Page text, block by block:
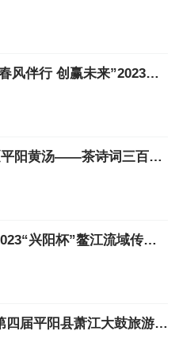
直播回放 | “春风伴行 创赢未来”2023年平阳县重点群体创新创业大赛
直播回放 |《平阳黄汤——茶诗词三百首》新书首发仪式
直播回放丨2023“兴阳杯”鳌江流域传统南拳邀请赛
直播回放丨第四届平阳县萧江大鼓旅游文化节开幕式